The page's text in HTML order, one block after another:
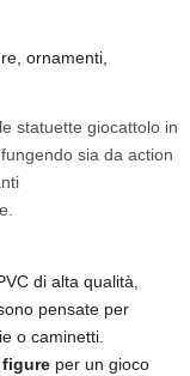
ornamenti,
statuette giocattolo in
sia da action
di alta qualità,
pensate per
o caminetti.
per un gioco